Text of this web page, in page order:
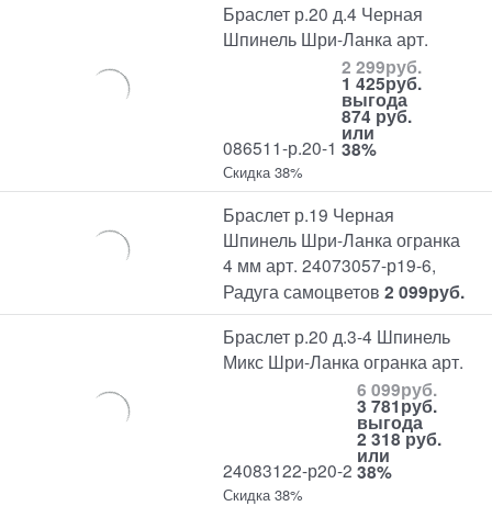
Браслет р.20 д.4 Черная
Шпинель Шри-Ланка арт.
086511-р.20-1
2 299руб.
1 425руб.
выгода
874 руб.
или
38%
Скидка 38%
Браслет р.19 Черная
Шпинель Шри-Ланка огранка
4 мм арт. 24073057-р19-6,
Радуга самоцветов 2 099руб.
Браслет р.20 д.3-4 Шпинель
Микс Шри-Ланка огранка арт.
24083122-р20-2
6 099руб.
3 781руб.
выгода
2 318 руб.
или
38%
Скидка 38%